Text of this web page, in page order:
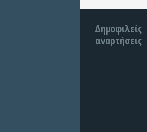
Δημοφιλείς
αναρτήσεις